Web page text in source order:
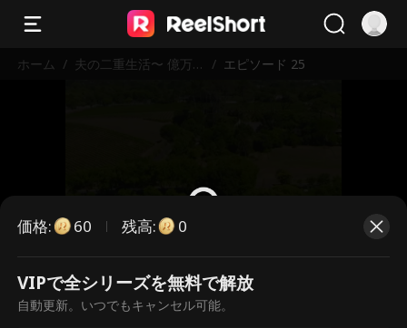
ホーム / 夫の二重生活〜 億万
/ エピソード 25
こちらは有料のエピソードです。視
聴いただくには解放が必要です。
価格: 60 残高: 0
VIPで全シリーズを無料で解放
自動更新。いつでもキャンセル可能。